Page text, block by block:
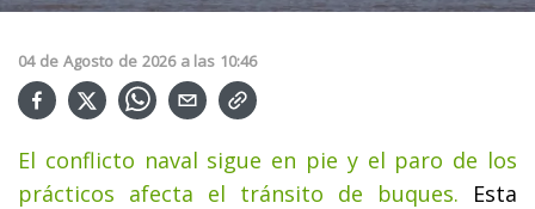
04 de Agosto de 2026 a las 10:46
El conflicto naval sigue en pie y el paro de los
prácticos afecta el tránsito de buques. Esta